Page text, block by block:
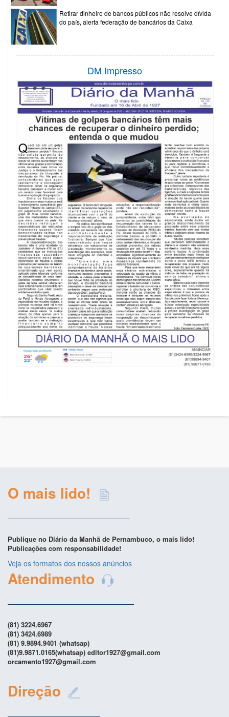
Retirar dinheiro de bancos públicos não resolve dívida
do país, alerta federação de bancários da Caixa
DM Impresso
O mais lido!
Publique no Diário da Manhã de Pernambuco, o mais lido!
Publicações com responsabilidade!
Veja os formatos dos nossos anúncios
Atendimento
(81) 3224.6967
(81) 3424.6989
(81) 9.9894.9401 (whatsap)
(81)9.9871.0165(whatsap) editor1927@gmail.com
orcamento1927@gmail.com
Direção